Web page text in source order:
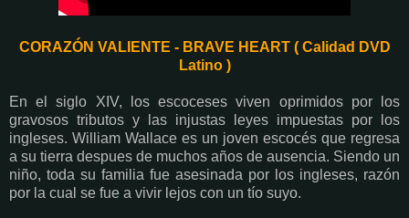
CORAZÓN VALIENTE - BRAVE HEART ( Calidad DVD
Latino )
En el siglo XIV, los escoceses viven oprimidos por los
gravosos tributos y las injustas leyes impuestas por los
ingleses. William Wallace es un joven escocés que regresa
a su tierra despues de muchos años de ausencia. Siendo un
niño, toda su familia fue asesinada por los ingleses, razón
por la cual se fue a vivir lejos con un tío suyo.